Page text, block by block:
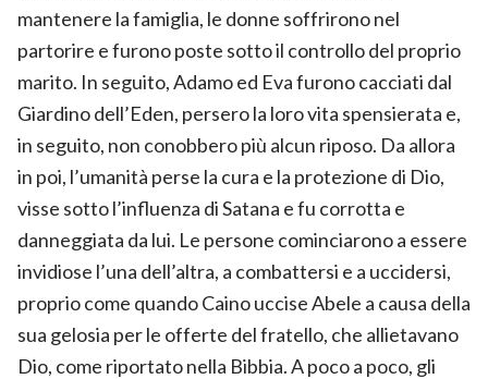
mantenere la famiglia, le donne soffrirono nel
partorire e furono poste sotto il controllo del proprio
marito. In seguito, Adamo ed Eva furono cacciati dal
Giardino dell’Eden, persero la loro vita spensierata e,
in seguito, non conobbero più alcun riposo. Da allora
in poi, l’umanità perse la cura e la protezione di Dio,
visse sotto l’influenza di Satana e fu corrotta e
danneggiata da lui. Le persone cominciarono a essere
invidiose l’una dell’altra, a combattersi e a uccidersi,
proprio come quando Caino uccise Abele a causa della
sua gelosia per le offerte del fratello, che allietavano
Dio, come riportato nella Bibbia. A poco a poco, gli